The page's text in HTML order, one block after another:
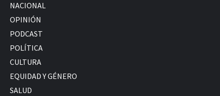
NACIONAL
OPINIÓN
PODCAST
POLÍTICA
CULTURA
EQUIDAD Y GÉNERO
SALUD